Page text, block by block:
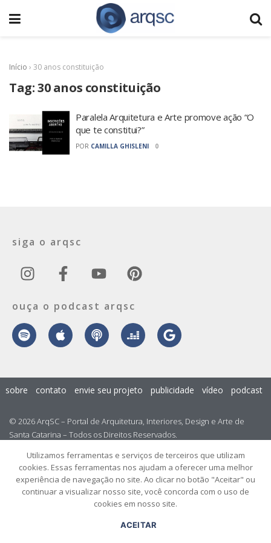
Início › 30 anos constituição
Tag:30 anos constituição
Paralela Arquitetura e Arte promove ação “O
que te constitui?”
POR CAMILLA GHISLENI 0
siga o arqsc
ouça o podcast arqsc
© 2026 ArqSC – Portal de Arquitetura, Interiores, Design e Arte de
Santa Catarina – Todos os Direitos Reservados.
sobre contato envie seu projeto publicidade vídeo podcast
Utilizamos ferramentas e serviços de terceiros que utilizam
cookies. Essas ferramentas nos ajudam a oferecer uma melhor
experiência de navegação no site. Ao clicar no botão "Aceitar" ou
continuar a visualizar nosso site, você concorda com o uso de
cookies em nosso site.
ACEITAR